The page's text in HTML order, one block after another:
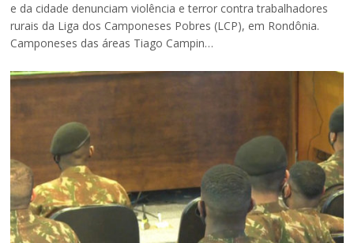
e da cidade denunciam violência e terror contra trabalhadores
rurais da Liga dos Camponeses Pobres (LCP), em Rondônia.
Camponeses das áreas Tiago Campin…